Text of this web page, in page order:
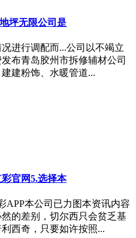
坪无限公司是
进行调配而...公司以不竭立
布青岛胶州市拆修辅材公司
建粉饰、水暖管道...
官网5.选择本
APP本公司已力图本资讯内容
的差别，切尔西只会贫乏基
西奇，只要如许按照...